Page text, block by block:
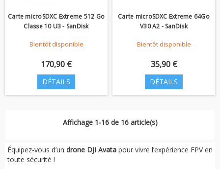
Carte microSDXC Extreme 512 Go
Classe 10 U3 - SanDisk
Bientôt disponible
170,90 €
DÉTAILS
Carte microSDXC Extreme 64Go
V30 A2 - SanDisk
Bientôt disponible
35,90 €
DÉTAILS
Affichage 1-16 de 16 article(s)
Équipez-vous d’un drone DJI Avata pour vivre l’expérience FPV en
toute sécurité !